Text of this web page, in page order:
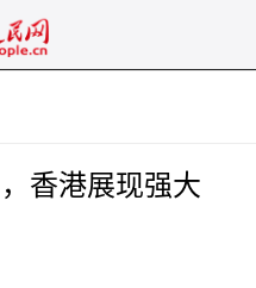
香港展现强大